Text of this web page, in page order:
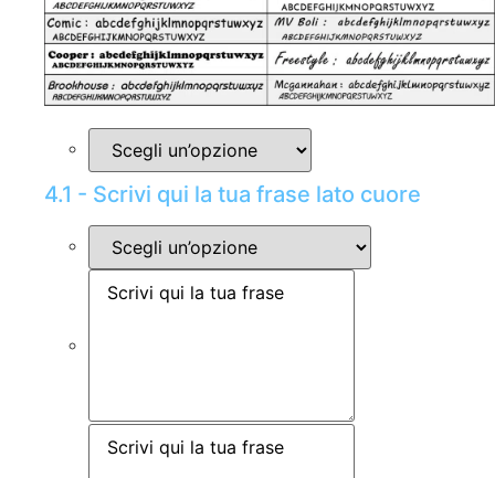
4.1 - Scrivi qui la tua frase lato cuore